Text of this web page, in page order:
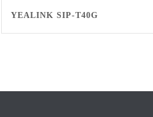
YEALINK SIP-T40G